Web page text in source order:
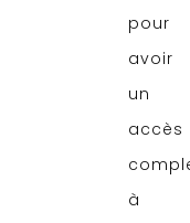
pour
avoir
un
accès
à